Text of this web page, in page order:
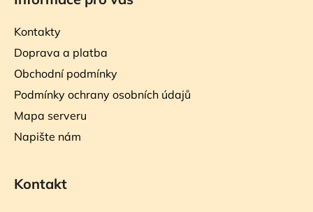
Kontakty
Doprava a platba
Obchodní podmínky
Podmínky ochrany osobních údajů
Mapa serveru
Napište nám
Kontakt